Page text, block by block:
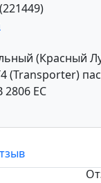
(Красный
(Transporter)
2806 EC